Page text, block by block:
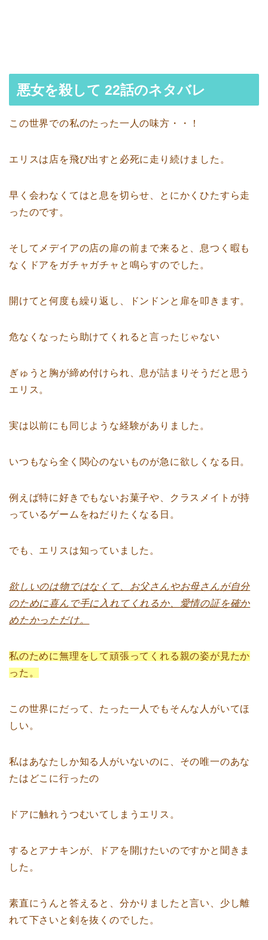
悪女を殺して 22話のネタバレ
この世界での私のたった一人の味方・・！
エリスは店を飛び出すと必死に走り続けました。
早く会わなくてはと息を切らせ、とにかくひたすら走
ったのです。
そしてメデイアの店の扉の前まで来ると、息つく暇も
なくドアをガチャガチャと鳴らすのでした。
開けてと何度も繰り返し、ドンドンと扉を叩きます。
危なくなったら助けてくれると言ったじゃない
ぎゅうと胸が締め付けられ、息が詰まりそうだと思う
エリス。
実は以前にも同じような経験がありました。
いつもなら全く関心のないものが急に欲しくなる日。
例えば特に好きでもないお菓子や、クラスメイトが持
っているゲームをねだりたくなる日。
でも、エリスは知っていました。
欲しいのは物ではなくて、お父さんやお母さんが自分
のために喜んで手に入れてくれるか、愛情の証を確か
めたかっただけ。
私のために無理をして頑張ってくれる親の姿が見たか
った。
この世界にだって、たった一人でもそんな人がいてほ
しい。
私はあなたしか知る人がいないのに、その唯一のあな
たはどこに行ったの
ドアに触れうつむいてしまうエリス。
するとアナキンが、ドアを開けたいのですかと聞きま
した。
素直にうんと答えると、分かりましたと言い、少し離
れて下さいと剣を抜くのでした。